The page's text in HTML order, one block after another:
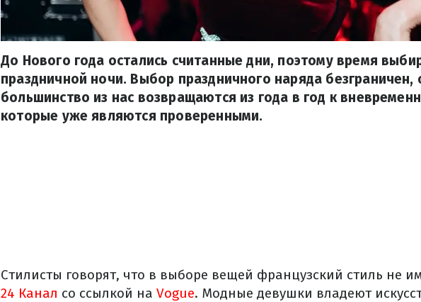
До Нового года остались считанные дни, поэтому время
праздничной ночи. Выбор праздничного наряда безграничен,
большинство из нас возвращаются из года в год к
которые уже являются проверенными.
Стилисты говорят, что в выборе вещей французский стиль не
24 Канал со ссылкой на Vogue. Модные девушки владеют